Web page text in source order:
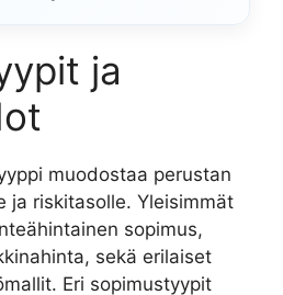
ja
muodostaa perustan
ja riskitasolle. Yleisimmät
sopimus,
sekä erilaiset
Eri sopimustyypit